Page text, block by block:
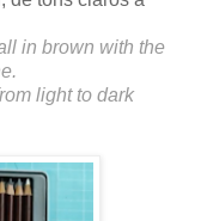
in brown with the
light to dark